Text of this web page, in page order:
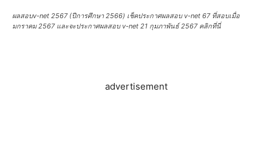
ผลสอบv-net 2567 (ปีการศึกษา 2566) เช็คประกาศผลสอบ v-net 67 ที่สอบเมื่อ
มกราคม 2567 และจะประกาศผลสอบ v-net 21 กุมภาพันธ์ 2567 คลิกที่นี่
advertisement